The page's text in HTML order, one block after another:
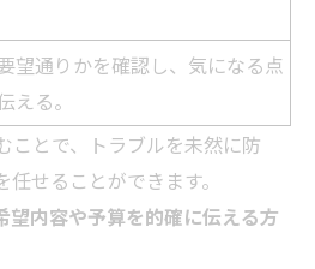
望通りかを確認し、気になる点
える。
ことで、トラブルを未然に防
せることができます。
望内容や予算を的確に伝える方